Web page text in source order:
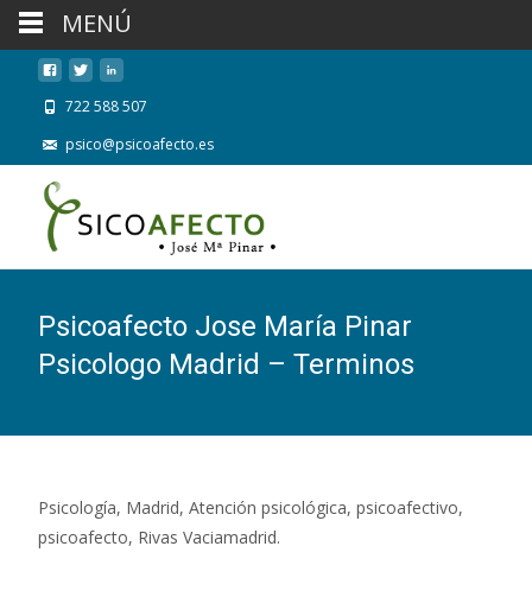
722 588 507
psico@psicoafecto.es
Psicoafecto Jose María Pinar
Psicologo Madrid – Terminos
Psicología, Madrid, Atención psicológica, psicoafectivo,
psicoafecto, Rivas Vaciamadrid.
MENÚ